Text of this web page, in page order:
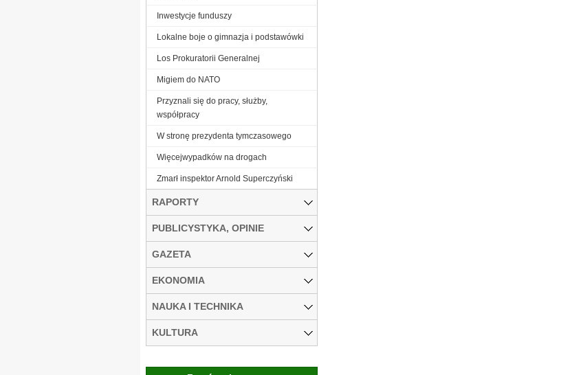
Inwestycje funduszy
Lokalne boje o gimnazja i podstawówki
Los Prokuratorii Generalnej
Migiem do NATO
Przyznali się do pracy, służby,
współpracy
W stronę prezydenta tymczasowego
Więcejwypadków na drogach
Zmarł inspektor Arnold Superczyński
RAPORTY
PUBLICYSTYKA, OPINIE
GAZETA
EKONOMIA
NAUKA I TECHNIKA
KULTURA